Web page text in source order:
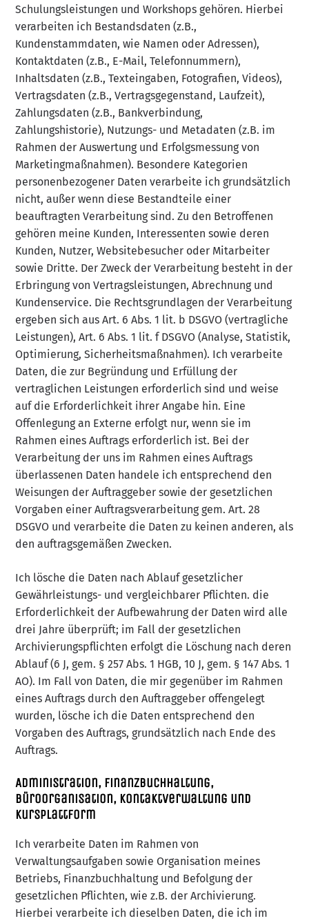
Schulungsleistungen und Workshops gehören. Hierbei
verarbeiten ich Bestandsdaten (z.B.,
Kundenstammdaten, wie Namen oder Adressen),
Kontaktdaten (z.B., E-Mail, Telefonnummern),
Inhaltsdaten (z.B., Texteingaben, Fotografien, Videos),
Vertragsdaten (z.B., Vertragsgegenstand, Laufzeit),
Zahlungsdaten (z.B., Bankverbindung,
Zahlungshistorie), Nutzungs- und Metadaten (z.B. im
Rahmen der Auswertung und Erfolgsmessung von
Marketingmaßnahmen). Besondere Kategorien
personenbezogener Daten verarbeite ich grundsätzlich
nicht, außer wenn diese Bestandteile einer
beauftragten Verarbeitung sind. Zu den Betroffenen
gehören meine Kunden, Interessenten sowie deren
Kunden, Nutzer, Websitebesucher oder Mitarbeiter
sowie Dritte. Der Zweck der Verarbeitung besteht in der
Erbringung von Vertragsleistungen, Abrechnung und
Kundenservice. Die Rechtsgrundlagen der Verarbeitung
ergeben sich aus Art. 6 Abs. 1 lit. b DSGVO (vertragliche
Leistungen), Art. 6 Abs. 1 lit. f DSGVO (Analyse, Statistik,
Optimierung, Sicherheitsmaßnahmen). Ich verarbeite
Daten, die zur Begründung und Erfüllung der
vertraglichen Leistungen erforderlich sind und weise
auf die Erforderlichkeit ihrer Angabe hin. Eine
Offenlegung an Externe erfolgt nur, wenn sie im
Rahmen eines Auftrags erforderlich ist. Bei der
Verarbeitung der uns im Rahmen eines Auftrags
überlassenen Daten handele ich entsprechend den
Weisungen der Auftraggeber sowie der gesetzlichen
Vorgaben einer Auftragsverarbeitung gem. Art. 28
DSGVO und verarbeite die Daten zu keinen anderen, als
den auftragsgemäßen Zwecken.
Ich lösche die Daten nach Ablauf gesetzlicher
Gewährleistungs- und vergleichbarer Pflichten. die
Erforderlichkeit der Aufbewahrung der Daten wird alle
drei Jahre überprüft; im Fall der gesetzlichen
Archivierungspflichten erfolgt die Löschung nach deren
Ablauf (6 J, gem. § 257 Abs. 1 HGB, 10 J, gem. § 147 Abs. 1
AO). Im Fall von Daten, die mir gegenüber im Rahmen
eines Auftrags durch den Auftraggeber offengelegt
wurden, lösche ich die Daten entsprechend den
Vorgaben des Auftrags, grundsätzlich nach Ende des
Auftrags.
Administration, Finanzbuchhaltung,
Büroorganisation, Kontaktverwaltung und
Kursplattform
Ich verarbeite Daten im Rahmen von
Verwaltungsaufgaben sowie Organisation meines
Betriebs, Finanzbuchhaltung und Befolgung der
gesetzlichen Pflichten, wie z.B. der Archivierung.
Hierbei verarbeite ich dieselben Daten, die ich im